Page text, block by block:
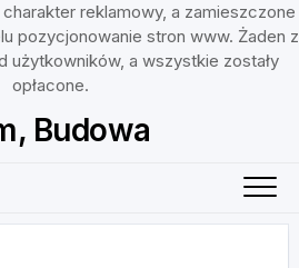
reklamowy, a zamieszczone
pozycjonowanie stron www. Żaden z
użytkowników, a wszystkie zostały
opłacone.
Budowa